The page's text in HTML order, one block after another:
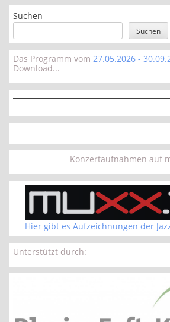
Suchen
Suchen
Das Programm vom 27.05.2026 -
Download...
Konzertaufnahmen auf
Hier gibt es Aufzeichnungen der
Unterstützt durch: